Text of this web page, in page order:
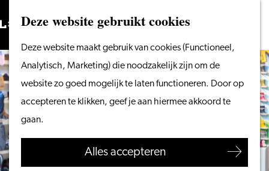
Deze website gebruikt cookies
Deze website maakt gebruik van cookies (Functioneel,
Analytisch, Marketing) die noodzakelijk zijn om de
website zo goed mogelijk te laten functioneren. Door op
accepteren te klikken, geef je aan hiermee akkoord te
gaan.
Alles accepteren
Ga
naar
de
homepage
Menu
ZoekenVanaf het water
wandelen
Winkelen
Eten & drinken
Met kinderen
Zoeken